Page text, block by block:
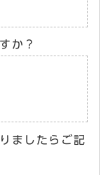
か？
ましたらご記